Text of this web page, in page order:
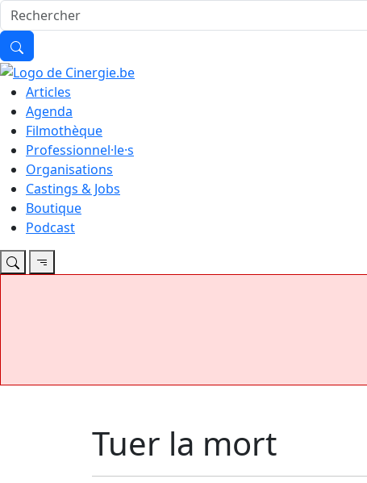
Articles
Agenda
Filmothèque
Professionnel·le·s
Organisations
Castings & Jobs
Boutique
Podcast
Tuer la mort